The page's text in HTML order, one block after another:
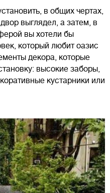
в общих чертах,
выглядел, а затем, в
вы хотели бы
который любит оазис
декора, которые
высокие заборы,
кустарники или